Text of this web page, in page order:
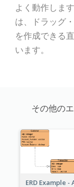
よく動作しま
は、ドラッグ
を作成できる
います。
その他の
ERD Example -